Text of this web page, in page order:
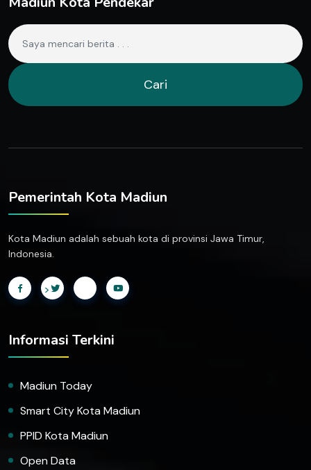
Cari
Pemerintah Kota Madiun
Kota Madiun adalah sebuah kota di provinsi Jawa Timur,
Indonesia.
>
Informasi Terkini
Madiun Today
Smart City Kota Madiun
PPID Kota Madiun
Open Data